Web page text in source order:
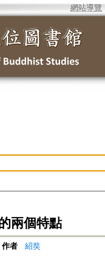
網站導覽
兩個特點
作者
紹奘